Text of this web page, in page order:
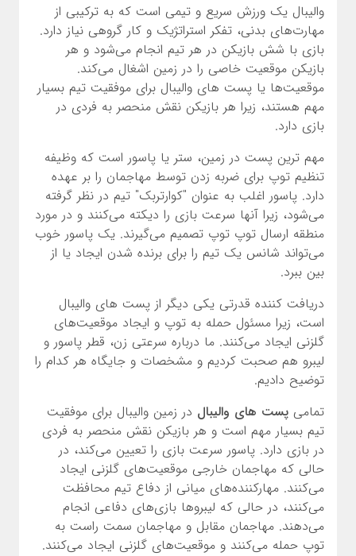
والیبال یک ورزش سریع و تیمی است که به ترکیبی از
مهارت‌های بدنی، تفکر استراتژیک و کار گروهی نیاز دارد.
بازی با شش بازیکن در هر تیم انجام می‌شود و هر
بازیکن موقعیت خاصی را در زمین اشغال می‌کند.
موقعیت‌ها یا پست های والیبال برای موفقیت تیم بسیار
مهم هستند، زیرا هر بازیکن نقش منحصر به فردی در
بازی دارد.
مهم ترین پست در زمین، ستر یا پاسور است که وظیفه
تنظیم توپ برای ضربه زدن توسط مهاجمان را بر عهده
دارد. پاسور اغلب به عنوان "کوارتربک" تیم در نظر گرفته
می‌شود، زیرا آنها سرعت بازی را دیکته می‌کنند و در مورد
منطقه ارسال توپ توپ تصمیم می‌گیرند. یک پاسور خوب
می‌تواند شانس یک تیم را برای برنده شدن ایجاد یا از
بین ببرد.
دریافت کننده قدرتی یکی دیگر از پست های والیبال
است، زیرا مسئول حمله به توپ و ایجاد موقعیت‌های
گلزنی ایجاد می‌کنند. ما درباره سرعتی زن، قطر پاسور و
لیبرو هم صحبت کردیم و مشخصات و جایگاه هر کدام را
توضیح دادیم.
تمامی پست های والیبال در زمین والیبال برای موفقیت
تیم بسیار مهم است و هر بازیکن نقش منحصر به فردی
در بازی دارد. پاسور سرعت بازی را تعیین می‌کند، در
حالی که مهاجمان خارجی موقعیت‌های گلزنی ایجاد
می‌کنند. مهارکننده‌های میانی از دفاع تیم محافظت
می‌کنند، در حالی که لیبروها بازی‌های دفاعی انجام
می‌دهند. مهاجمان مقابل و مهاجمان سمت راست به
توپ حمله می‌کنند و موقعیت‌های گلزنی ایجاد می‌کنند.